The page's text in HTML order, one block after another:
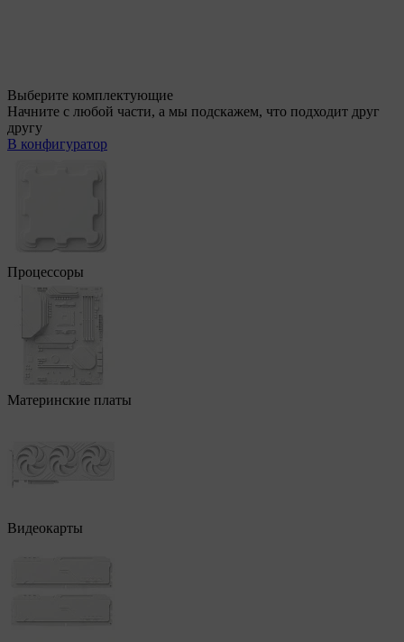
Выберите комплектующие
Начните с любой части, а мы подскажем, что подходит друг
другу
В конфигуратор
Процессоры
Материнские платы
Видеокарты